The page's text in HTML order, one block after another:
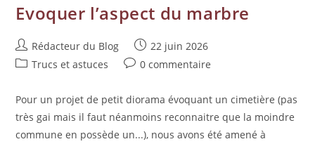
Evoquer l’aspect du marbre
Rédacteur du Blog
22 juin 2026
Trucs et astuces
0 commentaire
Pour un projet de petit diorama évoquant un cimetière (pas
très gai mais il faut néanmoins reconnaitre que la moindre
commune en possède un...), nous avons été amené à